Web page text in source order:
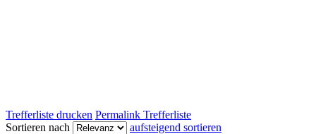
Trefferliste drucken Permalink Trefferliste
Sortieren nach
aufsteigend sortieren